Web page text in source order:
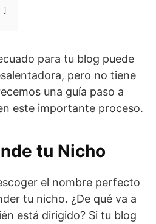
para tu blog puede
pero no tiene
una guía paso a
este importante proceso.
tu Nicho
el nombre perfecto
tu nicho. ¿De qué va a
está dirigido? Si tu blog